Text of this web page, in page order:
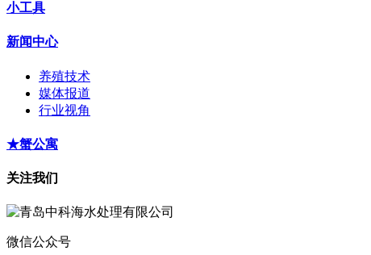
小工具
新闻中心
养殖技术
媒体报道
行业视角
★蟹公寓
关注我们
微信公众号